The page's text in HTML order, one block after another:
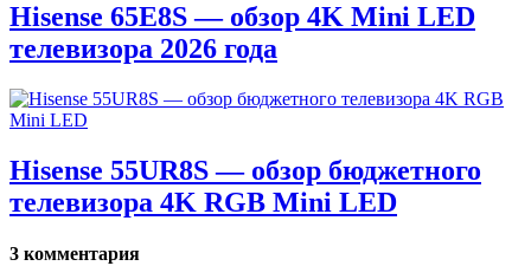
Hisense 65E8S — обзор 4K Mini LED
телевизора 2026 года
Hisense 55UR8S — обзор бюджетного
телевизора 4K RGB Mini LED
3 комментария